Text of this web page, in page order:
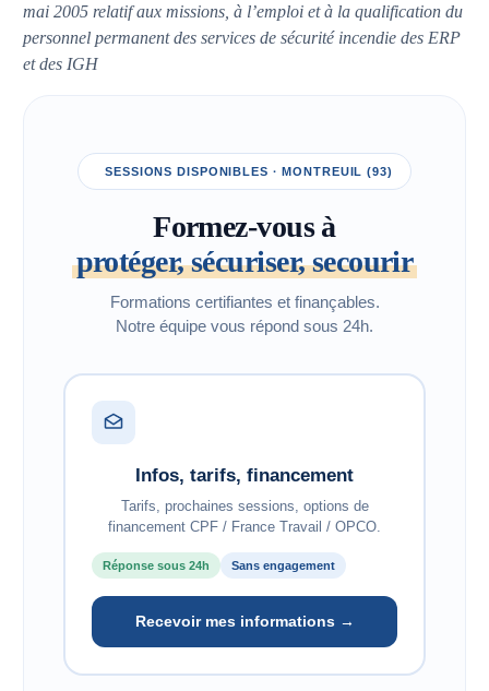
mai 2005 relatif aux missions, à l’emploi et à la qualification du
personnel permanent des services de sécurité incendie des ERP
et des IGH
SESSIONS DISPONIBLES · MONTREUIL (93)
Formez-vous à
protéger, sécuriser, secourir
Formations certifiantes et finançables.
Notre équipe vous répond sous 24h.
Infos, tarifs, financement
Tarifs, prochaines sessions, options de
financement CPF / France Travail / OPCO.
Réponse sous 24h Sans engagement
Recevoir mes informations →